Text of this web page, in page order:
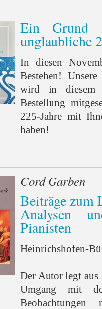
Ein Grund
unglaubliche
In diesen
Bestehen!
wird in diesem
Bestellung
225-Jahre mit
haben!
Cord Garben
Beiträge zum
Analysen
Pianisten
Heinrichshofen-
Der Autor legt aus
Umgang mit